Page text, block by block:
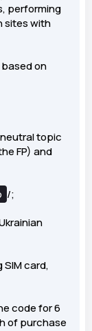
performing
sites with
on
topic
FP) and
/;
card,
code for 6
of purchase